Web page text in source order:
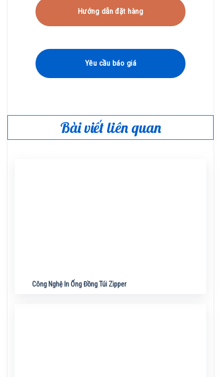
Hướng dẫn đặt hàng
Yêu cầu báo giá
Bài viết liên quan
Công Nghệ In Ống Đồng Túi Zipper